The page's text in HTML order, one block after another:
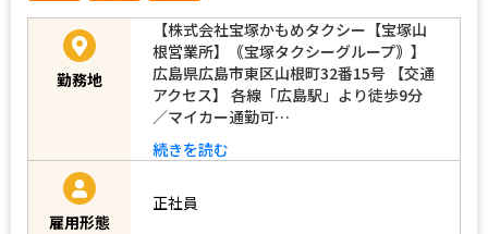
勤務地
【株式会社宝塚かもめタクシー【宝塚山
根営業所】｟宝塚タクシーグループ｠】
広島県広島市東区山根町32番15号 【交通
アクセス】 各線「広島駅」より徒歩9分
／マイカー通勤可…
続きを読む
雇用形態
正社員